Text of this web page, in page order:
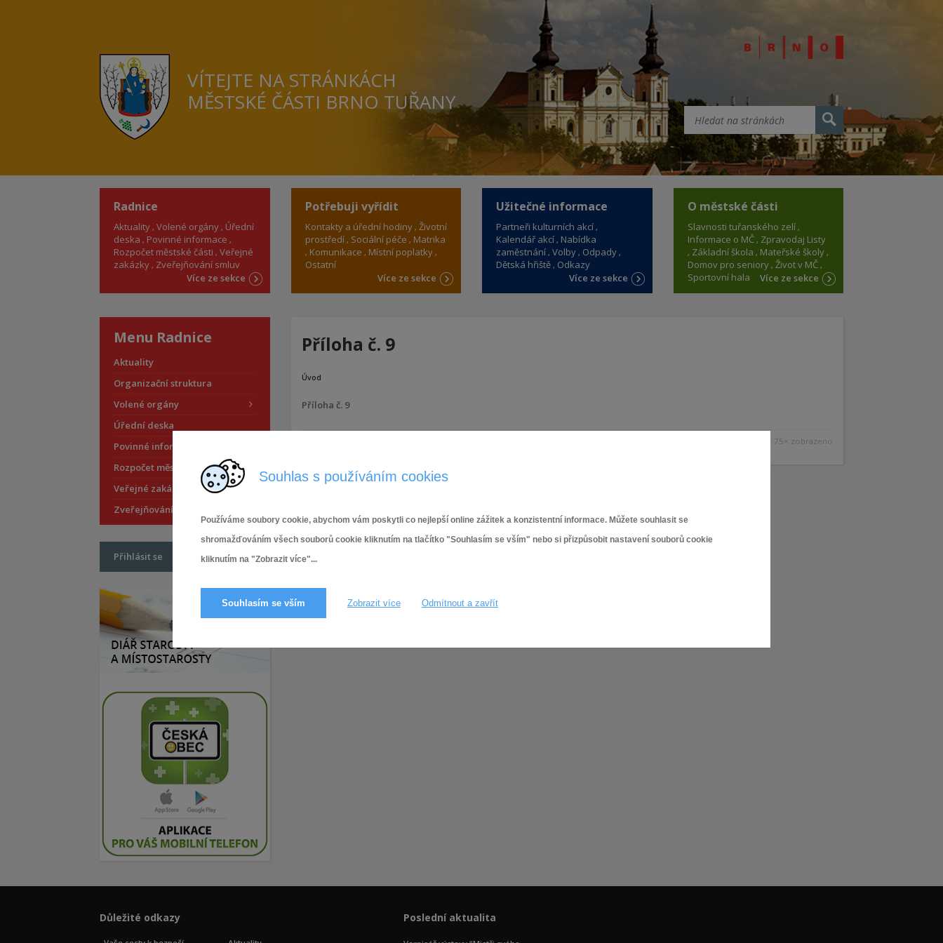
Souhlas s používáním cookies
Používáme soubory cookie, abychom vám poskytli co nejlepší online zážitek a konzistentní informace. Můžete souhlasit se
shromažďováním všech souborů cookie kliknutím na tlačítko "Souhlasím se vším" nebo si přizpůsobit nastavení souborů cookie
kliknutím na "Zobrazit více"...
Souhlasím se vším Zobrazit více Odmítnout a zavřít
VÍTEJTE NA STRÁNKÁCH
MĚSTSKÉ ČÁSTI BRNO TUŘANY
Radnice
Aktuality Volené orgány Úřední
deska
Povinné informace
Rozpočet městské části Veřejné
zakázky Zveřejňování smluv
Více ze sekce
Potřebuji vyřídit
Kontakty a úřední hodiny Životní
prostředí Sociální péče
Matrika
Komunikace
Místní poplatky
Ostatní
Více ze sekce
Užitečné informace
Partneři kulturních akcí
Kalendář akcí Nabídka
zaměstnání Volby Odpady
Dětská hřiště Odkazy
Více ze sekce
O městské části
Slavnosti tuřanského zelí
Informace o MČ Zpravodaj Listy
Základní škola
Mateřské školy
Domov pro seniory Život v MČ
Sportovní hala
Více ze sekce
Příloha č. 9
Úvod
Příloha č. 9
75× zobrazeno
Menu Radnice
Aktuality
Organizační struktura
Volené orgány
Úřední deska
Povinné informace
Rozpočet městské části
Veřejné zakázky
Zveřejňování smluv
Přihlásit se
Důležité odkazy Poslední aktualita